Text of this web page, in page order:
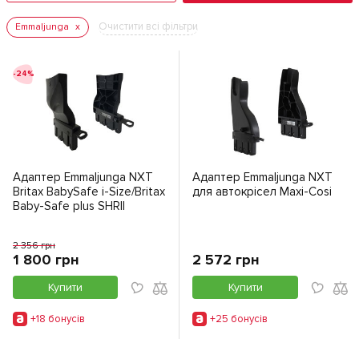
Emmaljunga Очистити всі фільтри
-24%
Адаптер Emmaljunga NXT
Britax BabySafe i-Size/Britax
Baby-Safe plus SHRII
2 356 грн
1 800 грн
Купити
+18 бонусiв
Адаптер Emmaljunga NXT
для автокрісел Maxi-Cosi
2 572 грн
Купити
+25 бонусiв